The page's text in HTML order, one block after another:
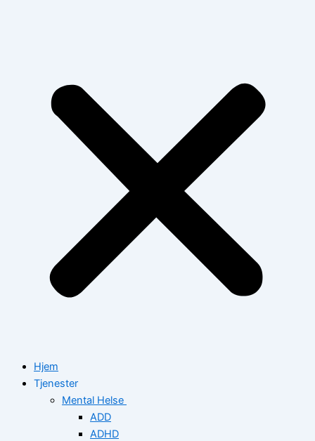
Hjem
Tjenester
Mental Helse
ADD
ADHD